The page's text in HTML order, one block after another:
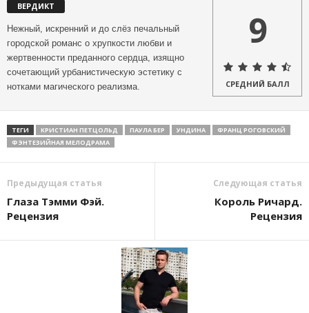
ВЕРДИКТ
Нежный, искренний и до слёз печальный
городской романс о хрупкости любви и
жертвенности преданного сердца, изящно
сочетающий урбанистическую эстетику с
нотками магического реализма.
9
СРЕДНИЙ БАЛЛ
ТЕГИ КРИСТИАН ПЕТЦОЛЬД ПАУЛА БЕР УНДИНА
ФРАНЦ РОГОВСКИЙ
ФЭНТЕЗИЙНАЯ МЕЛОДРАМА
Предыдущая статья
Глаза Тэмми Фэй.
Рецензия
Следующая статья
Король Ричард.
Рецензия